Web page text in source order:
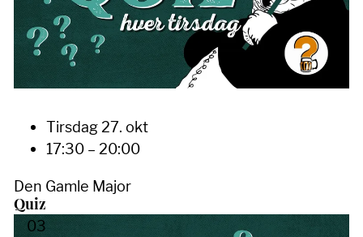
Tirsdag 27. okt
17:30 – 20:00
Den Gamle Major
Quiz
03